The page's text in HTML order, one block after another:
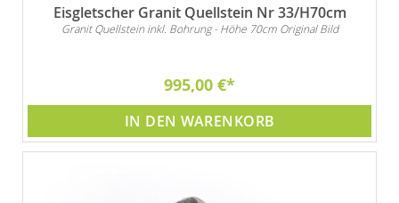
Eisgletscher Granit Quellstein Nr 33/H70cm
Granit Quellstein inkl. Bohrung - Höhe 70cm Original Bild
995,00 €
IN DEN WARENKORB